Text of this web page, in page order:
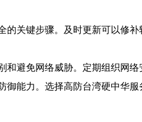
关键步骤。及时更新可以修补
避免网络威胁。定期组织网
御能力。选择高防台湾硬中华